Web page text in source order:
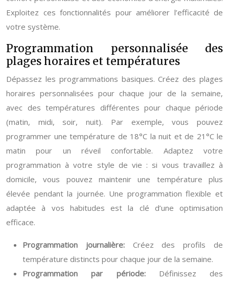
Exploitez ces fonctionnalités pour améliorer l’efficacité de
votre système.
Programmation personnalisée des
plages horaires et températures
Dépassez les programmations basiques. Créez des plages
horaires personnalisées pour chaque jour de la semaine,
avec des températures différentes pour chaque période
(matin, midi, soir, nuit). Par exemple, vous pouvez
programmer une température de 18°C la nuit et de 21°C le
matin pour un réveil confortable. Adaptez votre
programmation à votre style de vie : si vous travaillez à
domicile, vous pouvez maintenir une température plus
élevée pendant la journée. Une programmation flexible et
adaptée à vos habitudes est la clé d’une optimisation
efficace.
Programmation journalière: Créez des profils de
température distincts pour chaque jour de la semaine.
Programmation par période: Définissez des